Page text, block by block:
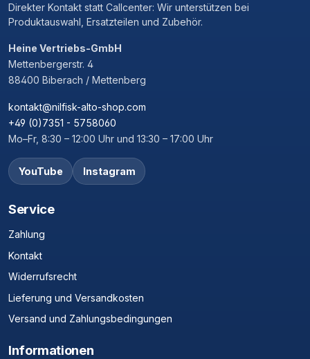
Direkter Kontakt statt Callcenter: Wir unterstützen bei
Produktauswahl, Ersatzteilen und Zubehör.
Heine Vertriebs-GmbH
Mettenbergerstr. 4
88400 Biberach / Mettenberg
kontakt@nilfisk-alto-shop.com
+49 (0)7351 - 5758060
Mo–Fr, 8:30 – 12:00 Uhr und 13:30 – 17:00 Uhr
YouTube Instagram
Service
Zahlung
Kontakt
Widerrufsrecht
Lieferung und Versandkosten
Versand und Zahlungsbedingungen
Informationen